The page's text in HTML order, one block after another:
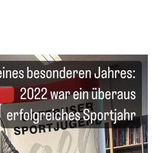
UND ZUSAMMENHALT
UND INDUSTRIE
BILDUNG
IDENTITÄT
MEINE 10 PUNKTE